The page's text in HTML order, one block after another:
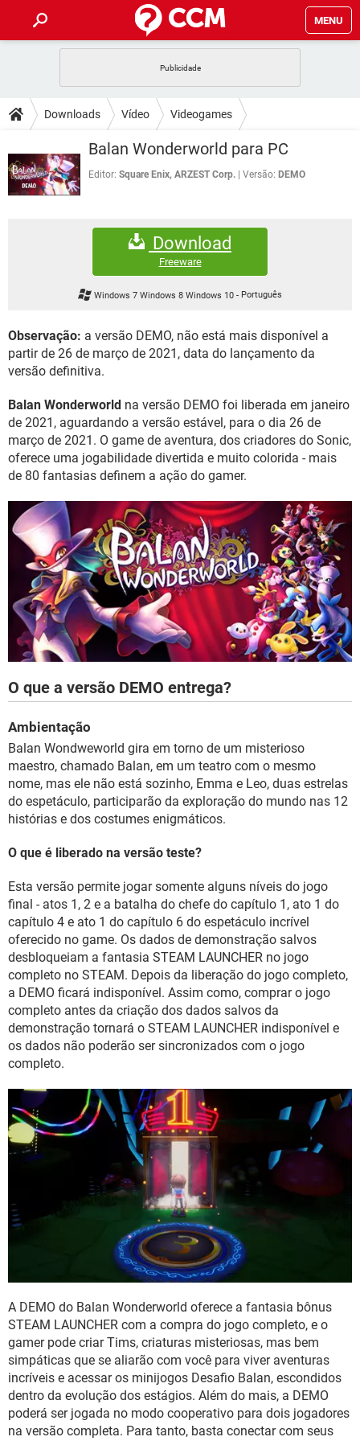
MENU
CELULAR FACEBOOK
EXCEL
INSTAGRAM GMAIL
DICAS
JOGOS WHATSAPP
CELULAR FACEBOOK
OUTLOOK
JOGOS WHATSAPP
EXCEL
GMAIL
FÓRUM
FACEBOOK
EXCEL
GMAIL
WHATSAPP
INSTAGRAM GMAIL
GUIA DE COMPRAS
Downloads Vídeo Videogames
Balan Wonderworld para PC
Editor: Square Enix, ARZEST Corp. Versão: DEMO
Download
Freeware
Windows 7 Windows 8 Windows 10- Português
Observação: a versão DEMO, não está mais disponível a
partir de 26 de março de 2021, data do lançamento da
versão definitiva.
Balan Wonderworld na versão DEMO foi liberada em janeiro
de 2021, aguardando a versão estável, para o dia 26 de
março de 2021. O game de aventura, dos criadores do Sonic,
oferece uma jogabilidade divertida e muito colorida - mais
de 80 fantasias definem a ação do gamer.
O que a versão DEMO entrega?
Ambientação
Balan Wondweworld gira em torno de um misterioso
maestro, chamado Balan, em um teatro com o mesmo
nome, mas ele não está sozinho, Emma e Leo, duas estrelas
do espetáculo, participarão da exploração do mundo nas 12
histórias e dos costumes enigmáticos.
O que é liberado na versão teste?
Esta versão permite jogar somente alguns níveis do jogo
final - atos 1, 2 e a batalha do chefe do capítulo 1, ato 1 do
capítulo 4 e ato 1 do capítulo 6 do espetáculo incrível
oferecido no game. Os dados de demonstração salvos
desbloqueiam a fantasia STEAM LAUNCHER no jogo
completo no STEAM. Depois da liberação do jogo completo,
a DEMO ficará indisponível. Assim como, comprar o jogo
completo antes da criação dos dados salvos da
demonstração tornará o STEAM LAUNCHER indisponível e
os dados não poderão ser sincronizados com o jogo
completo.
A DEMO do Balan Wonderworld oferece a fantasia bônus
STEAM LAUNCHER com a compra do jogo completo, e o
gamer pode criar Tims, criaturas misteriosas, mas bem
simpáticas que se aliarão com você para viver aventuras
incríveis e acessar os minijogos Desafio Balan, escondidos
dentro da evolução dos estágios. Além do mais, a DEMO
poderá ser jogada no modo cooperativo para dois jogadores
na versão completa. Para tanto, basta conectar com seus